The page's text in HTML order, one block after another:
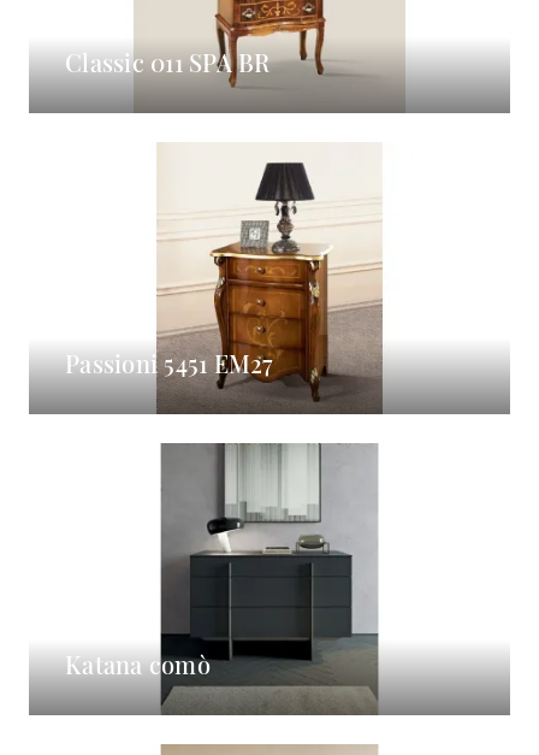
Classic 011 SPA BR
Passioni 5451 EM27
Katana comò